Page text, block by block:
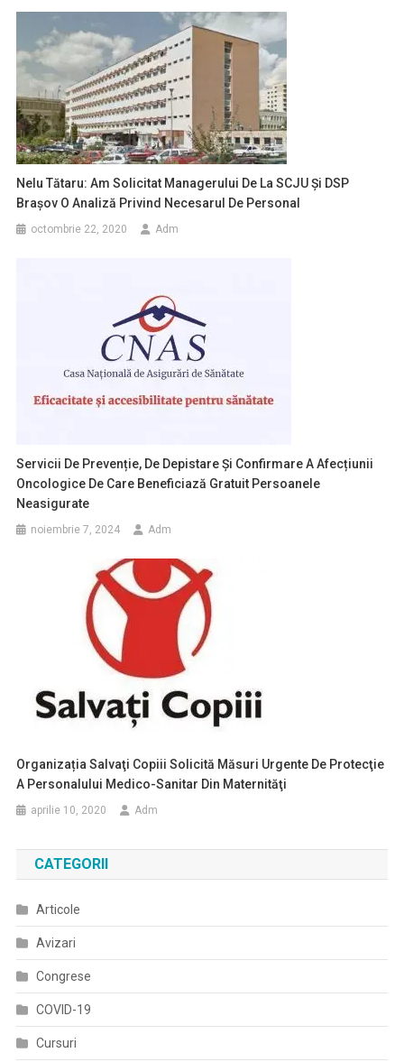
Nelu Tătaru: Am Solicitat Managerului De La SCJU Şi DSP
Braşov O Analiză Privind Necesarul De Personal
octombrie 22, 2020 Adm
Servicii De Prevenție, De Depistare Și Confirmare A Afecțiunii
Oncologice De Care Beneficiază Gratuit Persoanele
Neasigurate
noiembrie 7, 2024 Adm
Organizația Salvaţi Copiii Solicită Măsuri Urgente De Protecţie
A Personalului Medico-Sanitar Din Maternităţi
aprilie 10, 2020 Adm
CATEGORII
Articole
Avizari
Congrese
COVID-19
Cursuri